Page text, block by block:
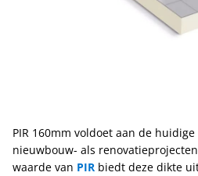
PIR 160mm voldoet aan de
nieuwbouw- als
waarde van PIR biedt deze dikte